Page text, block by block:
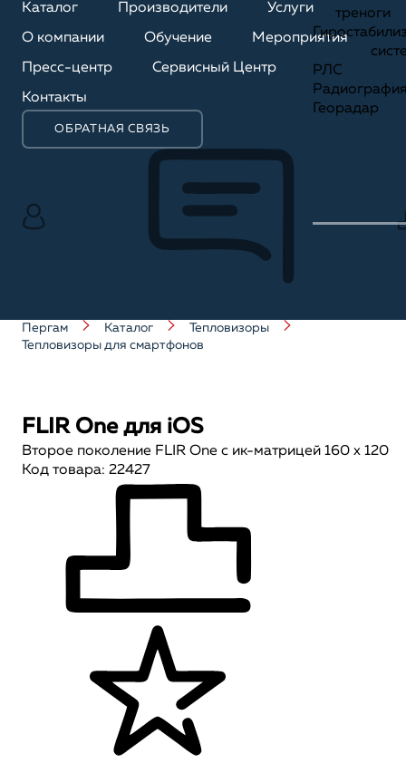
Каталог Производители Услуги
О компании Обучение Мероприятия
Пресс-центр Сервисный Центр
Контакты
ОБРАТНАЯ СВЯЗЬ
треноги
РЛС
Георадар
Пергам Каталог
Тепловизоры
Тепловизоры для смартфонов
FLIR One для iOS
Второе поколение FLIR One с ик-матрицей 160 x 120
Код товара: 22427